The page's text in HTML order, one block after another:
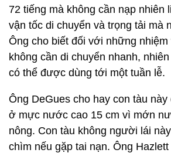
72 tiếng mà không cần nạp nhiên
vận tốc di chuyển và trọng tải mà
Ông cho biết đối với những nhiệm
không cần di chuyển nhanh,
có thể được dùng tới một tuần lễ.
Ông DeGues cho hay con tàu này
ở mực nước cao 15 cm vì mớn
nông. Con tàu không người lái
chìm nếu gặp tai nạn. Ông